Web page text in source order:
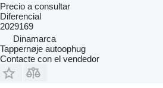
Precio a consultar
Diferencial
2029169
Dinamarca
Tappernøje autoophug
Contacte con el vendedor